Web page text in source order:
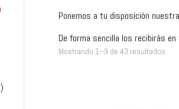
Ponemos a tu disposición
De forma sencilla los recibirás
Mostrando 1–9 de 43 resultados
15